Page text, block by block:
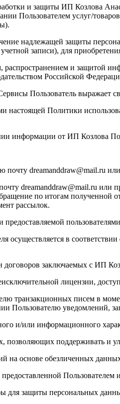
и защиты ИП Козлова
Пользователем услуг/
надлежащей защиты
записи), для
распространением и защитой
Российской
Пользователь выражает
настоящей Политики
информации от ИП Козлова
почту dreamanddraw@mail.ru
dreamanddraw@mail.ru или
по итогам полученной
рассылок.
осуществляется в
заключаемых с ИП
лицензии,
транзакционных писем в
Пользователю уведомлений,
и/или информационного
позволяющих поддерживать и
на основе обезличенных
Пользователем
защиты персональных